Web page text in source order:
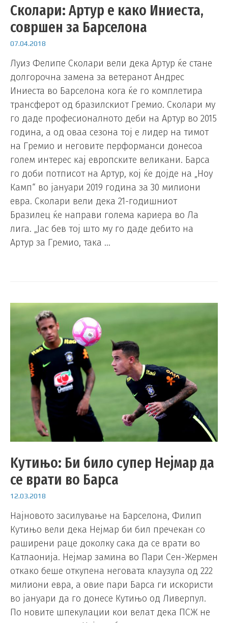
Сколари: Артур е како Иниеста,
совршен за Барселона
07.04.2018
Луиз Фелипе Сколари вели дека Артур ќе стане
долгорочна замена за ветеранот Андрес
Иниеста во Барселона кога ќе го комплетира
трансферот од бразилскиот Гремио. Сколари му
го даде професионалното деби на Артур во 2015
година, а од оваа сезона тој е лидер на тимот
на Гремио и неговите перформанси донесоа
голем интерес кај европските великани. Барса
го доби потписот на Артур, кој ќе дојде на „Ноу
Камп“ во јануари 2019 година за 30 милиони
евра. Сколари вели дека 21-годишниот
Бразилец ќе направи голема кариера во Ла
лига. „Јас бев тој што му го даде дебито на
Артур за Гремио, така …
Kутињо: Би било супер Нејмар да
се врати во Барса
12.03.2018
Најновото засилување на Барселона, Филип
Кутињо вели дека Нејмар би бил пречекан со
раширени раце доколку сака да се врати во
Катлаонија. Нејмар замина во Пари Сен-Жермен
откако беше откупена неговата клаузула од 222
милиони евра, а овие пари Барса ги искористи
во јануари да го донесе Кутињо од Ливерпул.
По новите шпекулации кои велат дека ПСЖ не